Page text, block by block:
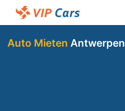
Auto Mieten Antwerpen